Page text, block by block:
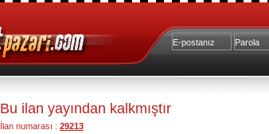
Bu ilan yayından kalkmıştır
İlan numarası : 29213